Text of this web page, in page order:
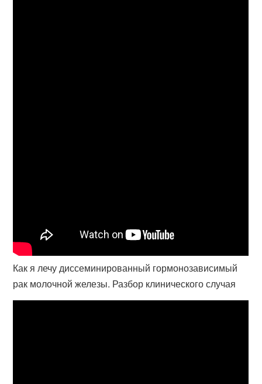
Как я лечу диссеминированный гормонозависимый
рак молочной железы. Разбор клинического случая